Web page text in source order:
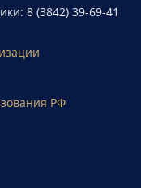
8 (3842) 39-69-41
РФ